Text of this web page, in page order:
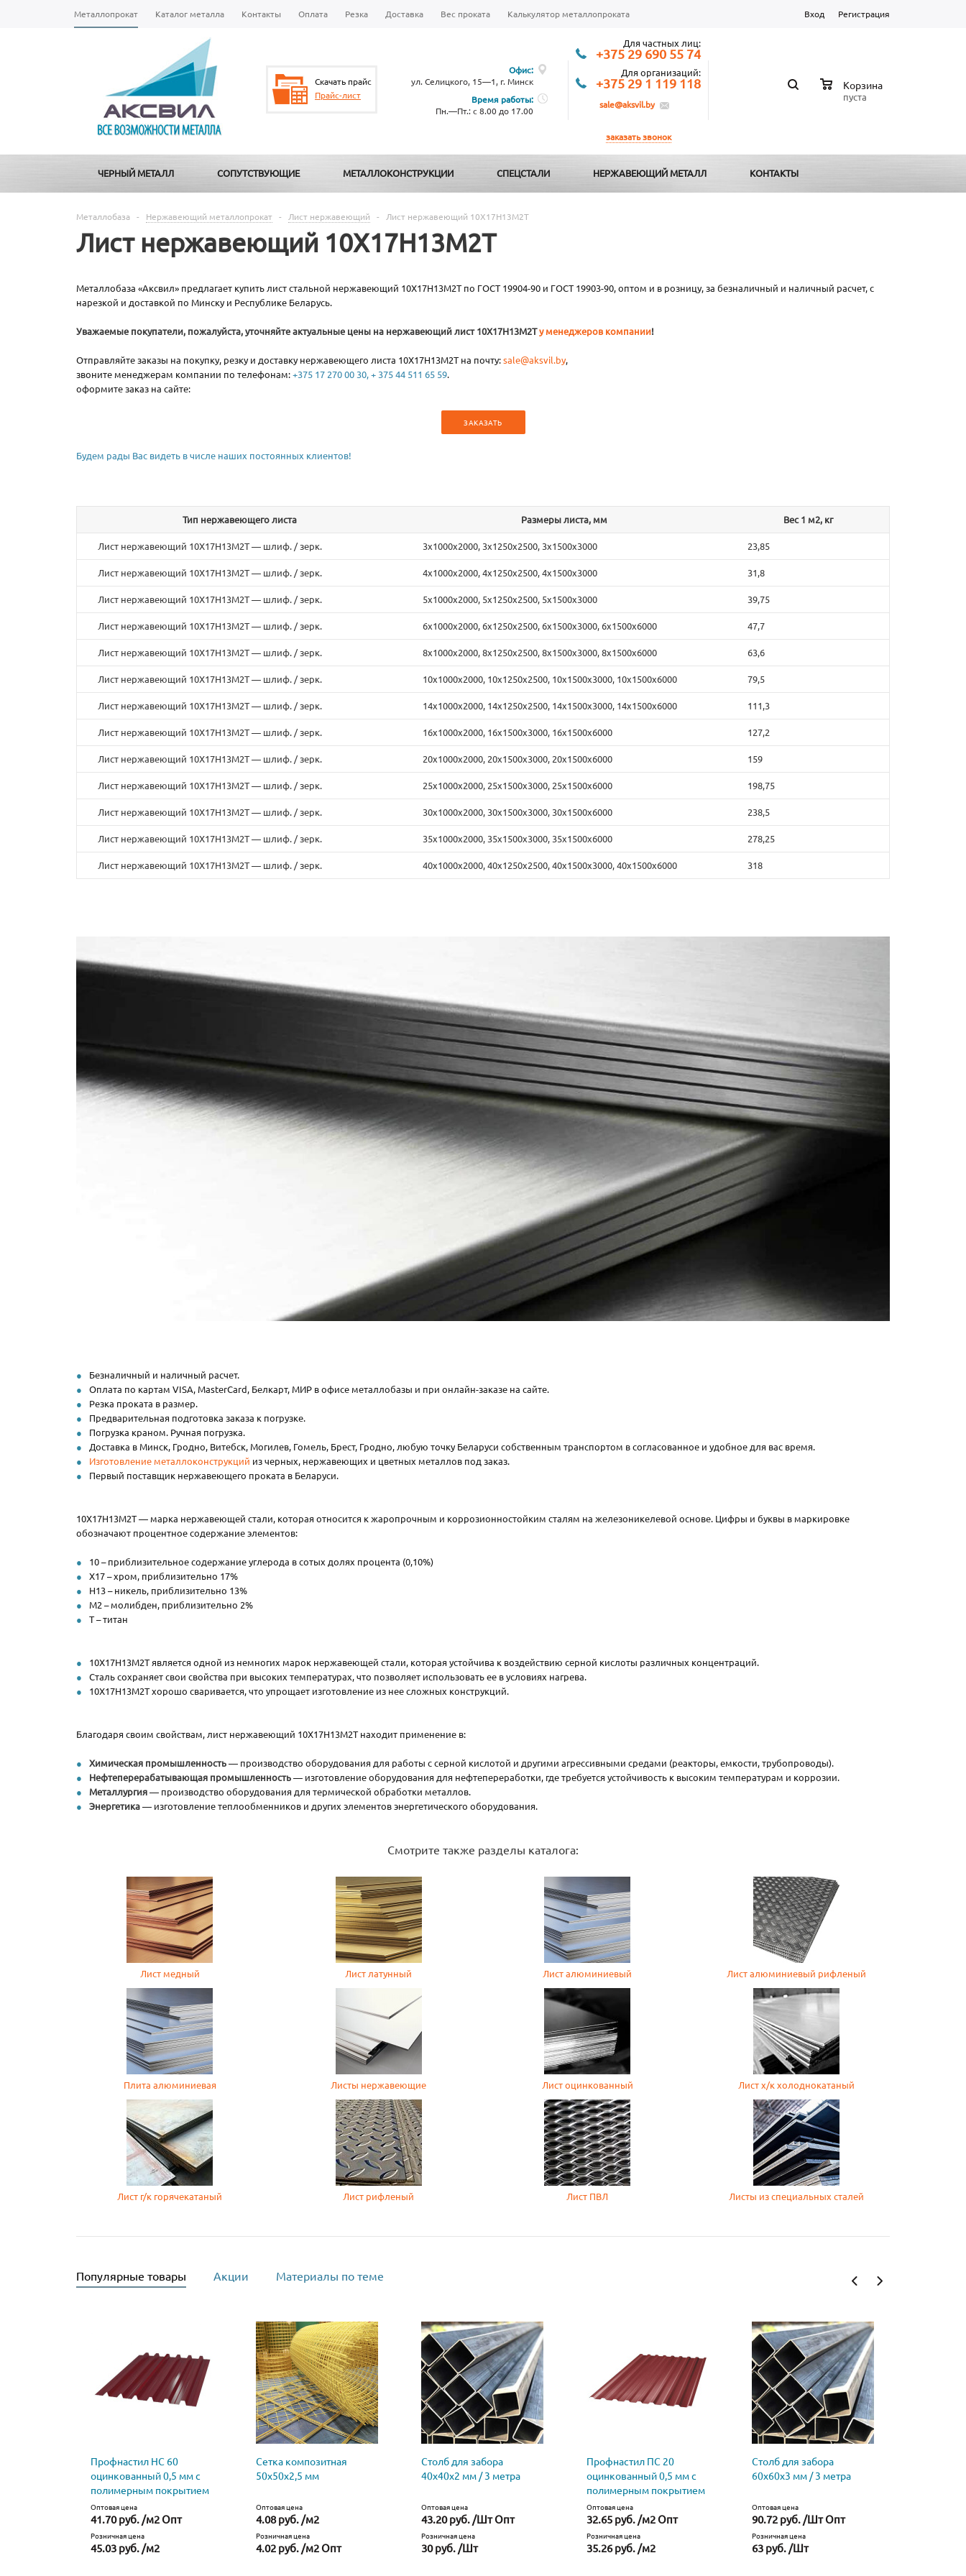
Металлопрокат Каталог металла Контакты Оплата Резка Доставка Вес проката Калькулятор металлопроката Вход Регистрация
Скачать прайс
Прайс-лист
Офис:
ул. Селицкого, 15—1, г. Минск
Время работы:
Пн.—Пт.: с 8.00 до 17.00
Для частных лиц:
+375 29 690 55 74
Для организаций:
+375 29 1 119 118
sale@aksvil.by
заказать звонок
Корзина
пуста
ЧЕРНЫЙ МЕТАЛЛ СОПУТСТВУЮЩИЕ МЕТАЛЛОКОНСТРУКЦИИ СПЕЦСТАЛИ НЕРЖАВЕЮЩИЙ МЕТАЛЛ КОНТАКТЫ
Металлобаза - Нержавеющий металлопрокат - Лист нержавеющий - Лист нержавеющий 10Х17Н13М2Т
Лист нержавеющий 10Х17Н13М2Т
Металлобаза «Аксвил» предлагает купить лист стальной нержавеющий 10Х17Н13М2Т по ГОСТ 19904-90 и ГОСТ 19903-90, оптом и в розницу, за безналичный и наличный расчет, с
нарезкой и доставкой по Минску и Республике Беларусь.
Уважаемые покупатели, пожалуйста, уточняйте актуальные цены на нержавеющий лист 10Х17Н13М2Ту менеджеров компании!
Отправляйте заказы на покупку, резку и доставку нержавеющего листа 10Х17Н13М2Т на почту:sale@aksvil.by,
звоните менеджерам компании по телефонам:+375 17 270 00 30, + 375 44 511 65 59.
оформите заказ на сайте:
ЗАКАЗАТЬ
Будем рады Вас видеть в числе наших постоянных клиентов!
Тип нержавеющего листа Размеры листа, мм Вес 1 м2, кг
Лист нержавеющий 10Х17Н13М2Т — шлиф. / зерк. 3х1000х2000, 3х1250х2500, 3х1500х3000 23,85
Лист нержавеющий 10Х17Н13М2Т — шлиф. / зерк. 4х1000х2000, 4х1250х2500, 4х1500х3000 31,8
Лист нержавеющий 10Х17Н13М2Т — шлиф. / зерк. 5х1000х2000, 5х1250х2500, 5х1500х3000 39,75
Лист нержавеющий 10Х17Н13М2Т — шлиф. / зерк. 6х1000х2000, 6х1250х2500, 6х1500х3000, 6х1500х6000 47,7
Лист нержавеющий 10Х17Н13М2Т — шлиф. / зерк. 8х1000х2000, 8х1250х2500, 8х1500х3000, 8х1500х6000 63,6
Лист нержавеющий 10Х17Н13М2Т — шлиф. / зерк. 10х1000х2000, 10х1250х2500, 10х1500х3000, 10х1500х6000 79,5
Лист нержавеющий 10Х17Н13М2Т — шлиф. / зерк. 14х1000х2000, 14х1250х2500, 14х1500х3000, 14х1500х6000 111,3
Лист нержавеющий 10Х17Н13М2Т — шлиф. / зерк. 16х1000х2000, 16х1500х3000, 16х1500х6000 127,2
Лист нержавеющий 10Х17Н13М2Т — шлиф. / зерк. 20х1000х2000, 20х1500х3000, 20х1500х6000 159
Лист нержавеющий 10Х17Н13М2Т — шлиф. / зерк. 25х1000х2000, 25х1500х3000, 25х1500х6000 198,75
Лист нержавеющий 10Х17Н13М2Т — шлиф. / зерк. 30х1000х2000, 30х1500х3000, 30х1500х6000 238,5
Лист нержавеющий 10Х17Н13М2Т — шлиф. / зерк. 35х1000х2000, 35х1500х3000, 35х1500х6000 278,25
Лист нержавеющий 10Х17Н13М2Т — шлиф. / зерк. 40х1000х2000, 40х1250х2500, 40х1500х3000, 40х1500х6000 318
Безналичный и наличный расчет.
Оплата по картам VISA, MasterCard, Белкарт, МИР в офисе металлобазы и при онлайн-заказе на сайте.
Резка проката в размер.
Предварительная подготовка заказа к погрузке.
Погрузка краном. Ручная погрузка.
Доставка в Минск, Гродно, Витебск, Могилев, Гомель, Брест, Гродно, любую точку Беларуси собственным транспортом в согласованное и удобное для вас время.
Изготовление металлоконструкций из черных, нержавеющих и цветных металлов под заказ.
Первый поставщик нержавеющего проката в Беларуси.
10Х17Н13М2Т — марка нержавеющей стали, которая относится к жаропрочным и коррозионностойким сталям на железоникелевой основе. Цифры и буквы в маркировке
обозначают процентное содержание элементов:
10 – приблизительное содержание углерода в сотых долях процента (0,10%)
Х17 – хром, приблизительно 17%
Н13 – никель, приблизительно 13%
М2 – молибден, приблизительно 2%
Т – титан
10Х17Н13М2Т является одной из немногих марок нержавеющей стали, которая устойчива к воздействию серной кислоты различных концентраций.
Сталь сохраняет свои свойства при высоких температурах, что позволяет использовать ее в условиях нагрева.
10Х17Н13М2Т хорошо сваривается, что упрощает изготовление из нее сложных конструкций.
Благодаря своим свойствам, лист нержавеющий 10Х17Н13М2Т находит применение в:
Химическая промышленность— производство оборудования для работы с серной кислотой и другими агрессивными средами (реакторы, емкости, трубопроводы).
Нефтеперерабатывающая промышленность— изготовление оборудования для нефтепереработки, где требуется устойчивость к высоким температурам и коррозии.
Металлургия— производство оборудования для термической обработки металлов.
Энергетика— изготовление теплообменников и других элементов энергетического оборудования.
Смотрите также разделы каталога:
Лист медный Лист латунный Лист алюминиевый Лист алюминиевый рифленый
Плита алюминиевая Листы нержавеющие Лист оцинкованный Лист х/к холоднокатаный
Лист г/к горячекатаный Лист рифленый Лист ПВЛ Листы из специальных сталей
Популярные товары Акции Материалы по теме
Профнастил НС 60
оцинкованный 0,5 мм с
полимерным покрытием
Оптовая цена
41.70 руб. /м2 Опт
Розничная цена
45.03 руб. /м2
Сетка композитная
50х50х2,5 мм
Оптовая цена
4.08 руб. /м2
Розничная цена
4.02 руб. /м2 Опт
Столб для забора
40х40х2 мм / 3 метра
Оптовая цена
43.20 руб. /Шт Опт
Розничная цена
30 руб. /Шт
Профнастил ПС 20
оцинкованный 0,5 мм с
полимерным покрытием
Оптовая цена
32.65 руб. /м2 Опт
Розничная цена
35.26 руб. /м2
Столб для забора
60х60х3 мм / 3 метра
Оптовая цена
90.72 руб. /Шт Опт
Розничная цена
63 руб. /Шт